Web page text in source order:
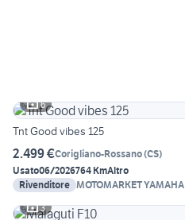
6
Tnt Good vibes 125
2.499 €Corigliano-Rossano(CS)
Usato06/2026764 KmAltro
Rivenditore MOTOMARKET YAMAHA
3